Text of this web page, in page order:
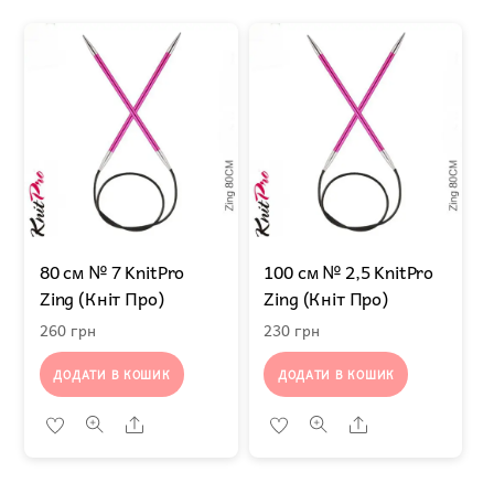
80 см № 7 KnitPro
Zing (Кніт Про)
260 грн
ДОДАТИ В КОШИК
Share
100 см № 2,5 KnitPro
Zing (Кніт Про)
230 грн
ДОДАТИ В КОШИК
Share